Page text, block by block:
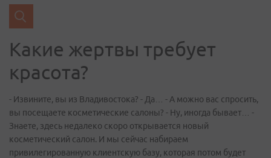
Какие жертвы требует
красота?
- Извините, вы из Владивостока? - Да… - А можно вас спросить,
вы посещаете косметические салоны? - Ну, иногда бывает… -
Знаете, здесь недалеко скоро открывается новый
косметический салон. И мы сейчас набираем
привилегированную клиентскую базу, которая потом будет